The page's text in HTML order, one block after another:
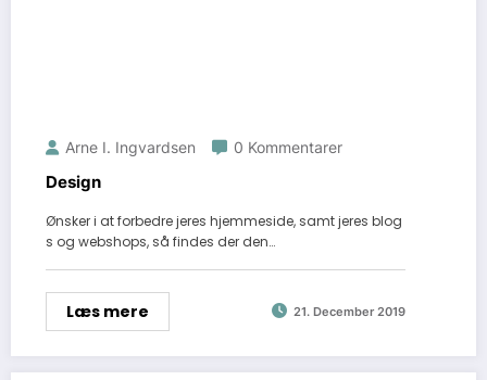
Arne I. Ingvardsen 0 Kommentarer
Design
Ønsker i at forbedre jeres hjemmeside, samt jeres blog
s og webshops, så findes der den…
Læs mere 21. December 2019